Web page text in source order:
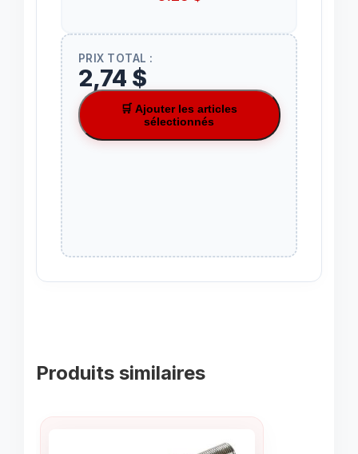
PRIX TOTAL :
2,74 $
🛒 Ajouter les articles
sélectionnés
Produits similaires